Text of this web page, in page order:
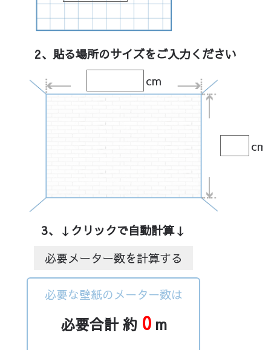
2、貼る場所のサイズをご入力ください
cm
cm
3、↓クリックで自動計算↓
必要メーター数を計算する
必要な壁紙のメーター数は
必要合計 約 0m